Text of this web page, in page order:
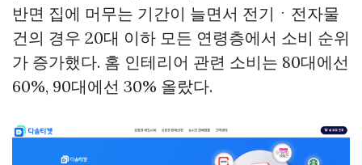
반면 집에 머무는 기간이 늘면서 전기ㆍ전자물
건의 경우 20대 이하 모든 연령층에서 소비 순위
가 증가했다. 홈 인테리어 관련 소비는 80대에선
60%, 90대에선 30% 올랐다.